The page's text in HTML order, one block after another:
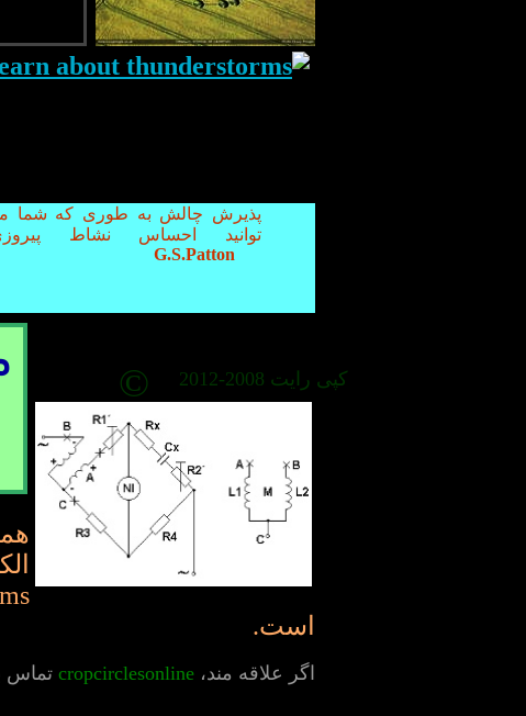
پذیرش چالش به طوری که شما
توانید احساس نشاط
© کپی رایت 2008-2012
است.
اگر علاقه مند، cropcirclesonline تماس